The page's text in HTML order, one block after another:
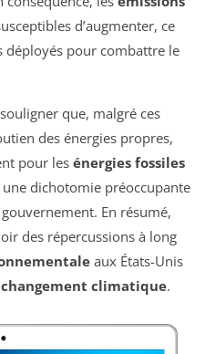
d’augmenter, ce
déployés pour combattre le
que, malgré ces
des énergies propres,
pour les énergies fossiles
dichotomie préoccupante
En résumé,
des répercussions à long
aux États-Unis
changement climatique.